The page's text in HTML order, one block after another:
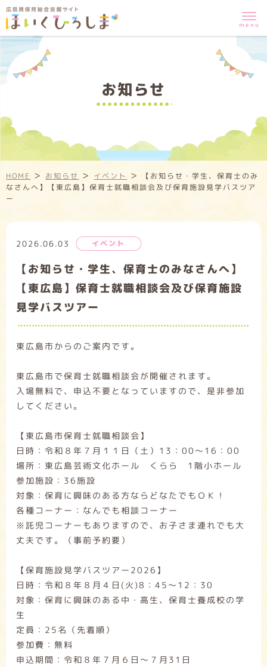
お知らせ
HOME > お知らせ > イベント > 【お知らせ・学生、保育士のみ
なさんへ】【東広島】保育士就職相談会及び保育施設見学バスツア
ー
2026.06.03 イベント
【お知らせ・学生、保育士のみなさんへ】
【東広島】保育士就職相談会及び保育施設
見学バスツアー
東広島市からのご案内です。
東広島市で保育士就職相談会が開催されます。
入場無料で、申込不要となっていますので、是非参加
してください。
【東広島市保育士就職相談会】
日時：令和８年７月１１日（土）13：00～16：00
場所：東広島芸術文化ホール くらら 1階小ホール
参加施設：36施設
対象：保育に興味のある方ならどなたでもＯＫ！
各種コーナー：なんでも相談コーナー
※託児コーナーもありますので、お子さま連れでも大
丈夫です。（事前予約要）
【保育施設見学バスツアー2026】
日時：令和８年８月４日(火)8：45～12：30
対象：保育に興味のある中・高生、保育士養成校の学
生
定員：25名（先着順）
参加費：無料
申込期間：令和８年７月６日～７月31日